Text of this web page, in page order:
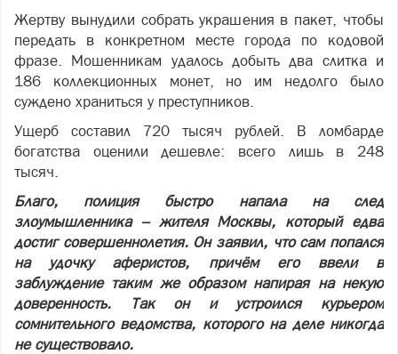
Жертву вынудили собрать украшения в пакет, чтобы
передать в конкретном месте города по кодовой
фразе. Мошенникам удалось добыть два слитка и
186 коллекционных монет, но им недолго было
суждено храниться у преступников.
Ущерб составил 720 тысяч рублей. В ломбарде
богатства оценили дешевле: всего лишь в 248
тысяч.
Благо, полиция быстро напала на след
злоумышленника – жителя Москвы, который едва
достиг совершеннолетия. Он заявил, что сам попался
на удочку аферистов, причём его ввели в
заблуждение таким же образом напирая на некую
доверенность. Так он и устроился курьером
сомнительного ведомства, которого на деле никогда
не существовало.